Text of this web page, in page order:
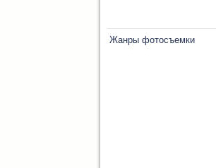
Жанры фотосъемки